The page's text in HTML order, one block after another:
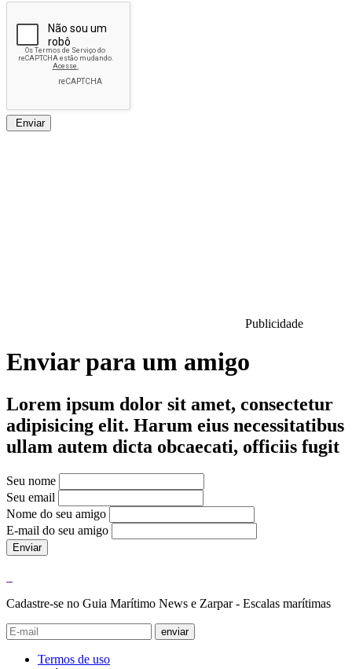
Enviar
Publicidade
Enviar para um amigo
Lorem ipsum dolor sit amet, consectetur
adipisicing elit. Harum eius necessitatibus
ullam autem dicta obcaecati, officiis fugit
Seu nome
Seu email
Nome do seu amigo
E-mail do seu amigo
Enviar
Cadastre-se no Guia Marítimo News e Zarpar - Escalas marítimas
enviar
Termos de uso